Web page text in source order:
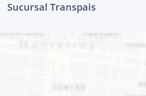
Sucursal Transpais